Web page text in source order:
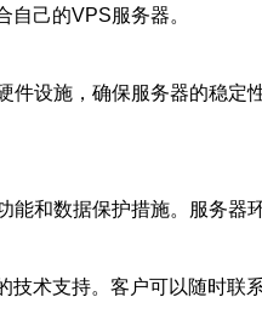
自己的VPS服务器。
件设施，确保服务器的稳
能和数据保护措施。服务
技术支持。客户可以随时联